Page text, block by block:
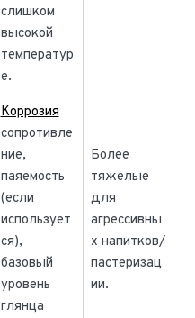
слишком
высокой
температур
е.
Коррозия
сопротивле
ние,
паяемость
(если
использует
ся),
базовый
уровень
глянца
Более
тяжелые
для
агрессивны
х напитков/
пастеризац
ии.